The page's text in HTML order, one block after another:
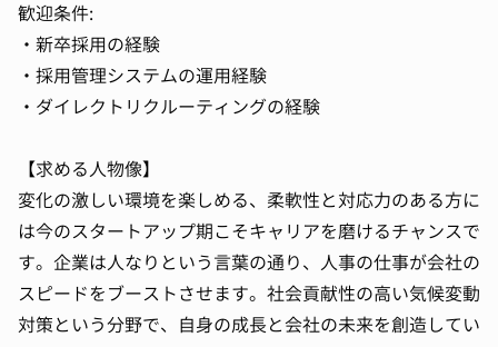
歓迎条件:
・新卒採用の経験
・採用管理システムの運用経験
・ダイレクトリクルーティングの経験
【求める人物像】
変化の激しい環境を楽しめる、柔軟性と対応力のある方に
は今のスタートアップ期こそキャリアを磨けるチャンスで
す。企業は人なりという言葉の通り、人事の仕事が会社の
スピードをブーストさせます。社会貢献性の高い気候変動
対策という分野で、自身の成長と会社の未来を創造してい